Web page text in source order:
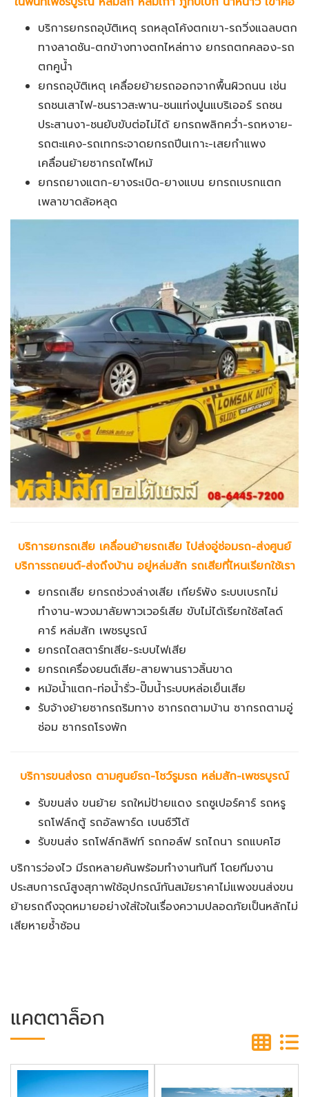
บริการยกรถอุบัติเหตุ รถหลุดโค้งตกเขา-รถวิ่งแฉลบตก
ทางลาดชัน-ตกข้างทางตกไหล่ทาง ยกรถตกคลอง-รถ
ตกคูน้ำ
ยกรถอุบัติเหตุ เคลื่อยย้ายรถออกจากพื้นผิวถนน เช่น
รถชนเสาไฟ-ชนราวสะพาน-ชนแท่งปูนแบริเออร์ รถชน
ประสานงา-ชนยับขับต่อไม่ได้ ยกรถพลิกคว่ำ-รถหงาย-
รถตะแคง-รถเทกระจาดยกรถปีนเกาะ-เสยกำแพง
เคลื่อนย้ายซากรถไฟไหม้
ยกรถยางแตก-ยางระเบิด-ยางแบน ยกรถเบรกแตก
เพลาขาดล้อหลุด
บริการยกรถเสีย เคลื่อนย้ายรถเสีย ไปส่งอู่ซ่อมรถ-ส่งศูนย์
บริการรถยนต์-ส่งถึงบ้าน อยู่หล่มสัก รถเสียที่ไหนเรียกใช้เรา
ยกรถเสีย ยกรถช่วงล่างเสีย เกียร์พัง ระบบเบรกไม่
ทำงาน-พวงมาลัยพาวเวอร์เสีย ขับไม่ได้เรียกใช้สไลด์
คาร์ หล่มสัก เพชรบูรณ์
ยกรถไดสตาร์ทเสีย-ระบบไฟเสีย
ยกรถเครื่องยนต์เสีย-สายพานราวลิ้นขาด
หม้อน้ำแตก-ท่อน้ำรั่ว-ปั๊มน้ำระบบหล่อเย็นเสีย
รับจ้างย้ายซากรถริมทาง ซากรถตามบ้าน ซากรถตามอู่
ซ่อม ซากรถโรงพัก
บริการขนส่งรถ ตามศูนย์รถ-โชว์รูมรถ หล่มสัก-เพชรบูรณ์
รับขนส่ง ขนย้าย รถใหม่ป้ายแดง รถซูเปอร์คาร์ รถหรู
รถโฟล์กตู้ รถอัลพาร์ด เบนซ์วีโต้
รับขนส่ง รถโฟล์กลิฟท์ รถกอล์ฟ รถไถนา รถแบคโฮ
บริการว่องไว มีรถหลายคันพร้อมทำงานทันที โดยทีมงาน
ประสบการณ์สูงสุภาพใช้อุปกรณ์ทันสมัยราคาไม่แพงขนส่งขน
ย้ายรถถึงจุดหมายอย่างใส่ใจในเรื่องความปลอดภัยเป็นหลักไม่
เสียหายซ้ำซ้อน
แคตตาล็อก